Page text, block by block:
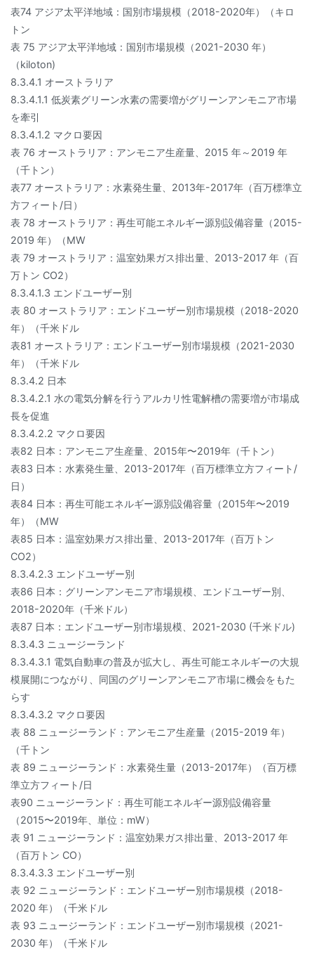
表74 アジア太平洋地域：国別市場規模（2018-2020年）（キロ
トン
表 75 アジア太平洋地域：国別市場規模（2021-2030 年）
（kiloton)
8.3.4.1 オーストラリア
8.3.4.1.1 低炭素グリーン水素の需要増がグリーンアンモニア市場
を牽引
8.3.4.1.2 マクロ要因
表 76 オーストラリア：アンモニア生産量、2015 年～2019 年
（千トン）
表77 オーストラリア：水素発生量、2013年-2017年（百万標準立
方フィート/日）
表 78 オーストラリア：再生可能エネルギー源別設備容量（2015-
2019 年）（MW
表 79 オーストラリア：温室効果ガス排出量、2013-2017 年（百
万トン CO2）
8.3.4.1.3 エンドユーザー別
表 80 オーストラリア：エンドユーザー別市場規模（2018-2020
年）（千米ドル
表81 オーストラリア：エンドユーザー別市場規模（2021-2030
年）（千米ドル
8.3.4.2 日本
8.3.4.2.1 水の電気分解を行うアルカリ性電解槽の需要増が市場成
長を促進
8.3.4.2.2 マクロ要因
表82 日本：アンモニア生産量、2015年〜2019年（千トン）
表83 日本：水素発生量、2013-2017年（百万標準立方フィート/
日）
表84 日本：再生可能エネルギー源別設備容量（2015年〜2019
年）（MW
表85 日本：温室効果ガス排出量、2013-2017年（百万トン
CO2）
8.3.4.2.3 エンドユーザー別
表86 日本：グリーンアンモニア市場規模、エンドユーザー別、
2018-2020年（千米ドル）
表87 日本：エンドユーザー別市場規模、2021-2030 (千米ドル)
8.3.4.3 ニュージーランド
8.3.4.3.1 電気自動車の普及が拡大し、再生可能エネルギーの大規
模展開につながり、同国のグリーンアンモニア市場に機会をもた
らす
8.3.4.3.2 マクロ要因
表 88 ニュージーランド：アンモニア生産量（2015-2019 年）
（千トン
表 89 ニュージーランド：水素発生量（2013-2017年）（百万標
準立方フィート/日
表90 ニュージーランド：再生可能エネルギー源別設備容量
（2015〜2019年、単位：mW）
表 91 ニュージーランド：温室効果ガス排出量、2013-2017 年
（百万トン CO）
8.3.4.3.3 エンドユーザー別
表 92 ニュージーランド：エンドユーザー別市場規模（2018-
2020 年）（千米ドル
表 93 ニュージーランド：エンドユーザー別市場規模（2021-
2030 年）（千米ドル